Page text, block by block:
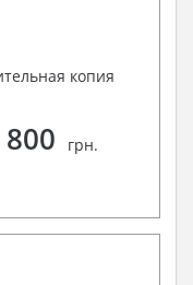
копия
800 грн.